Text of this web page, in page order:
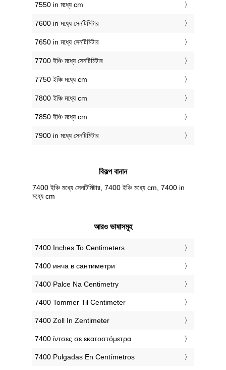
7550 in মধ্যে cm
7600 in মধ্যে সেনটিমিটার
7650 in মধ্যে সেনটিমিটার
7700 ইঞ্চি মধ্যে সেনটিমিটার
7750 ইঞ্চি মধ্যে cm
7800 ইঞ্চি মধ্যে cm
7850 ইঞ্চি মধ্যে cm
7900 in মধ্যে সেনটিমিটার
বিকল্প বানান
7400 ইঞ্চি মধ্যে সেনটিমিটার, 7400 ইঞ্চি মধ্যে cm, 7400 in
মধ্যে cm
আরও ভাষাসমূহ
‎7400 Inches To Centimeters
‎7400 инча в сантиметри
‎7400 Palce Na Centimetry
‎7400 Tommer Til Centimeter
‎7400 Zoll In Zentimeter
‎7400 ίντσες σε εκατοστόμετρα
‎7400 Pulgadas En Centímetros